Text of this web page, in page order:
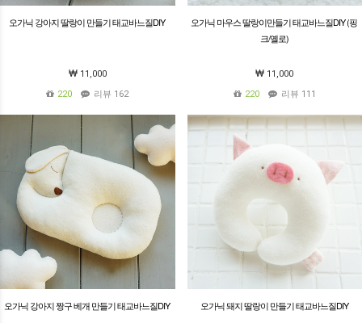
오가닉 강아지 딸랑이 만들기 태교바느질DIY
11,000
220
리뷰 162
오가닉 마우스 딸랑이만들기 태교바느질DIY (핑
크/옐로)
11,000
220
리뷰 111
오가닉 강아지 짱구 베개 만들기 태교바느질DIY 오가닉 돼지 딸랑이 만들기 태교바느질DIY